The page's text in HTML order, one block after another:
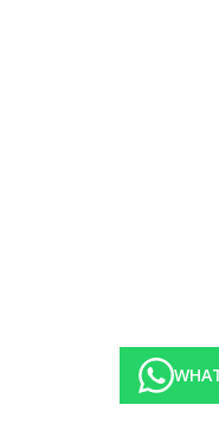
se 2 pohovkami, ložnice